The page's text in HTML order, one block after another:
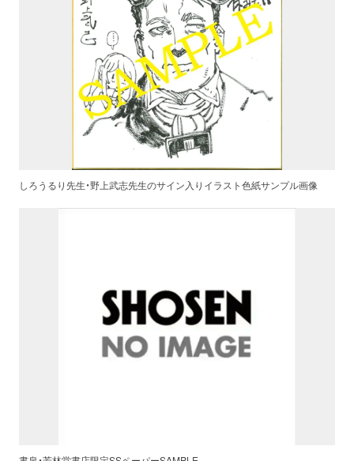
しろうるり先生・野上武志先生のサイン入りイラスト色紙サンプル画像